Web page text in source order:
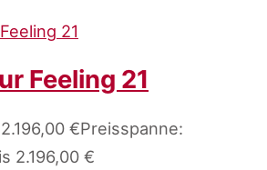
Feeling 21
2.196,00 €Preisspanne:
2.196,00 €